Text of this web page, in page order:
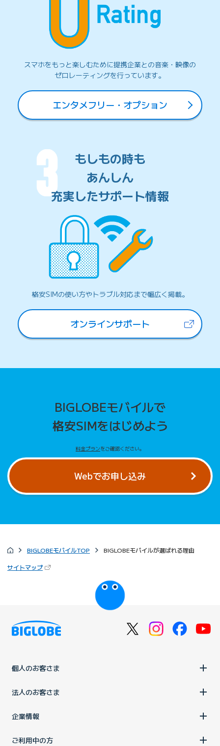
スマホをもっと楽しむために提携企業との音楽・映像の
ゼロレーティングを行っています。
エンタメフリー・オプション
もしもの時も
あんしん
充実したサポート情報
格安SIMの使い方やトラブル対応まで幅広く掲載。
オンラインサポート（新しいタブで開きます）
BIGLOBEモバイルで
格安SIMをはじめよう
料金プランをご確認ください。
Webでお申し込み
BIGLOBEモバイルTOP BIGLOBEモバイルが選ばれる理由
サイトマップ（新しいタブで開きます）
個人のお客さま
法人のお客さま
企業情報
ご利用中の方